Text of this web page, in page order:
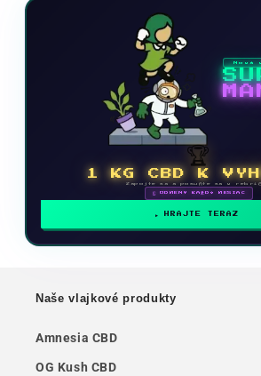
Nová
🏆
1 KG CBD K
Zapojte sa a posuňte sa v
🗓 ODMENY KAŽDÝ MESIAC
HRAJTE TERAZ
Naše vlajkové produkty
Amnesia CBD
OG Kush CBD